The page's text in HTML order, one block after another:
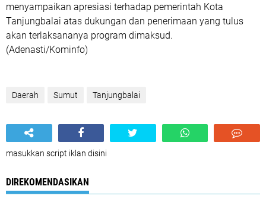
menyampaikan apresiasi terhadap pemerintah Kota
Tanjungbalai atas dukungan dan penerimaan yang tulus
akan terlaksananya program dimaksud.
(Adenasti/Kominfo)
Daerah Sumut Tanjungbalai
masukkan script iklan disini
DIREKOMENDASIKAN